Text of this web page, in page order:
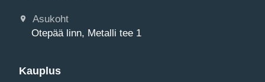
Asukoht
Otepää linn, Metalli tee 1
Kauplus